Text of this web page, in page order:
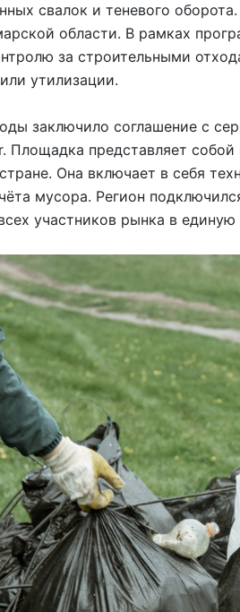
свалок и теневого
области. В рамках
за строительными
утилизации.
заключило соглашение с
Площадка представляет
Она включает в себя
мусора. Регион
участников рынка в единую